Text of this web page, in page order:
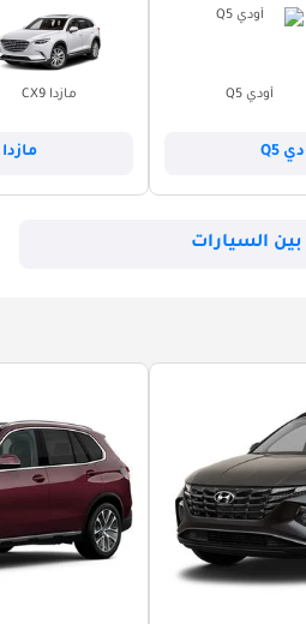
أودي Q5 مازدا CX9
مازدا CX9 vs أودي Q7
السيارات